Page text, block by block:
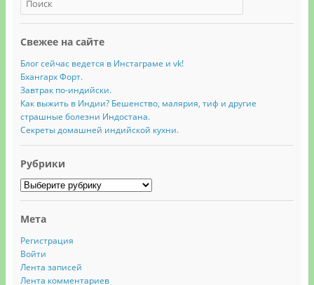
Свежее на сайте
Блог сейчас ведется в Инстаграме и vk!
Бхангарх Форт.
Завтрак по-индийски.
Как выжить в Индии? Бешенство, малярия, тиф и другие
страшные болезни Индостана.
Секреты домашней индийской кухни.
Рубрики
Рубрики
Мета
Регистрация
Войти
Лента записей
Лента комментариев